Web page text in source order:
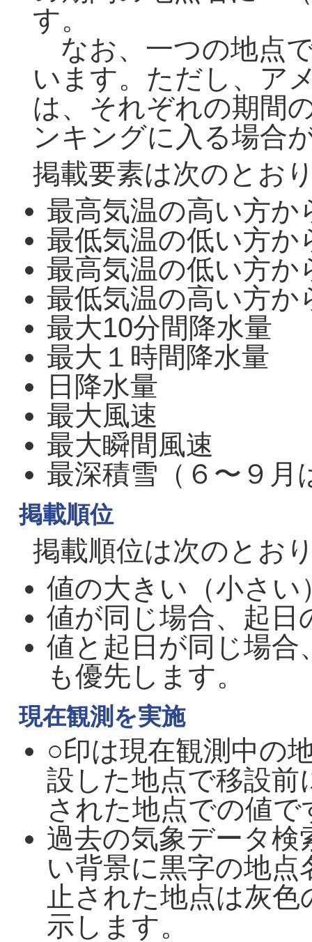
す。
なお、一つの地点
います。ただし、ア
は、それぞれの期間
ンキングに入る場合
掲載要素は次のとお
最高気温の高い方か
最低気温の低い方か
最高気温の低い方か
最低気温の高い方か
最大10分間降水量
最大１時間降水量
日降水量
最大風速
最大瞬間風速
最深積雪（６〜９月
掲載順位
掲載順位は次のとお
値の大きい（小さい
値が同じ場合、起日
値と起日が同じ場
も優先します。
現在観測を実施
○印は現在観測中の
設した地点で移設前
された地点での値で
過去の気象データ検
い背景に黒字の地点
止された地点は灰
示します。